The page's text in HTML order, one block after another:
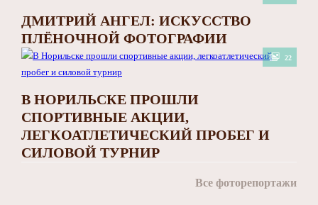
ДМИТРИЙ АНГЕЛ: ИСКУССТВО
ПЛЁНОЧНОЙ ФОТОГРАФИИ
22
В НОРИЛЬСКЕ ПРОШЛИ
СПОРТИВНЫЕ АКЦИИ,
ЛЕГКОАТЛЕТИЧЕСКИЙ ПРОБЕГ И
СИЛОВОЙ ТУРНИР
Все фоторепортажи